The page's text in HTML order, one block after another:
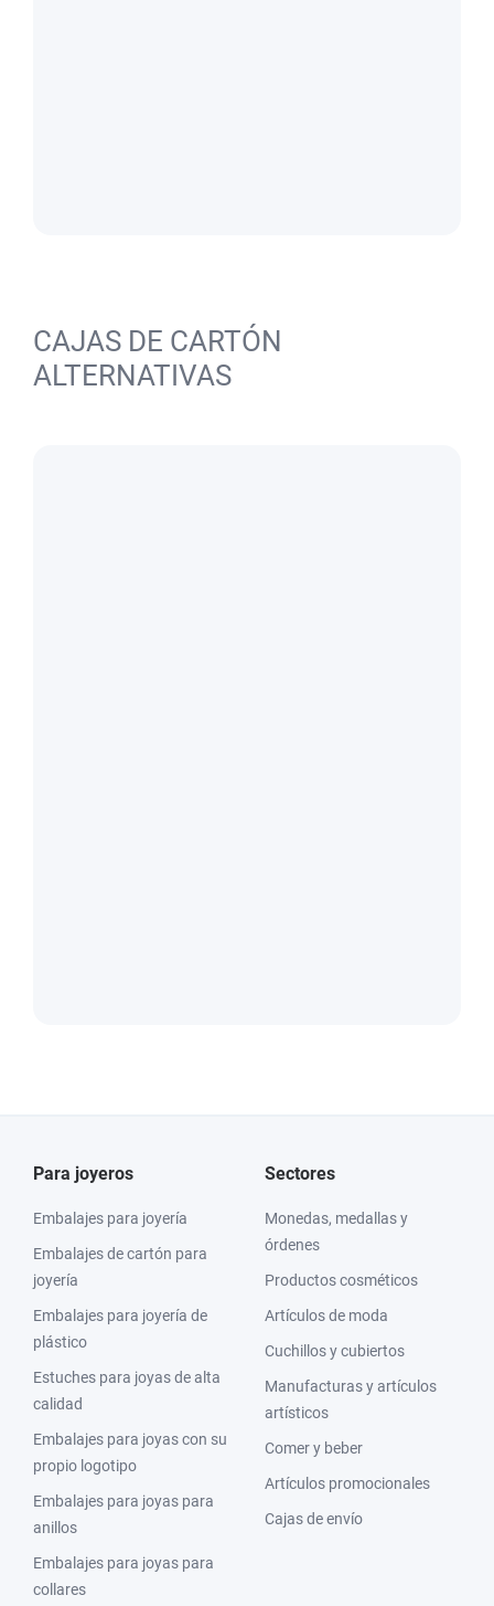
CAJAS DE CARTÓN
ALTERNATIVAS
Para joyeros
Embalajes para joyería
Embalajes de cartón para
joyería
Embalajes para joyería de
plástico
Estuches para joyas de alta
calidad
Embalajes para joyas con su
propio logotipo
Embalajes para joyas para
anillos
Embalajes para joyas para
collares
Sectores
Monedas, medallas y
órdenes
Productos cosméticos
Artículos de moda
Cuchillos y cubiertos
Manufacturas y artículos
artísticos
Comer y beber
Artículos promocionales
Cajas de envío